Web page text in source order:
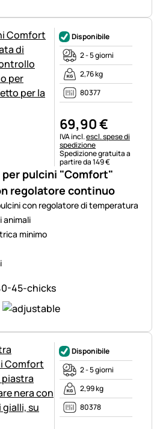
pulcini "Comfort"
regolatore continuo
con regolatore di temperatura
animali
minimo
Disponibile
2 - 5 giorni
2,76 kg
80377
69,90€
Informazioni fiscali:
IVA incl.escl. spese di
spedizione
Spedizione gratuita a
partire da 149 €
Disponibile
2 - 5 giorni
2,99 kg
80378